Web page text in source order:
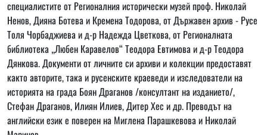
специалистите от Регионалния исторически музей проф. Николай
Ненов, Дияна Ботева и Кремена Тодорова, от Държавен архив - Русе
Толя Чорбаджиева и д-р Надежда Цветкова, от Регионалната
библиотека „Любен Каравелов“ Теодора Евтимова и д-р Теодора
Дянкова. Документи от личните си архиви и колекции предоставят
както авторите, така и русенските краеведи и изследователи на
историята на града Боян Драганов /консултант на изданието/,
Стефан Драганов, Илиян Илиев, Дитер Хес и др. Преводът на
английски език е поверен на Миглена Парашкевова и Николай